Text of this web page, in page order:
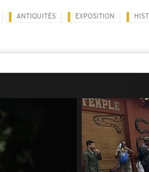
ANTIQUITÉS EXPOSITION